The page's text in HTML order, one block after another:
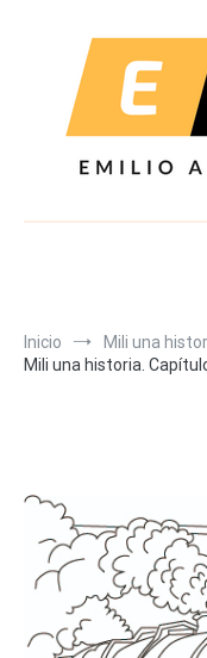
Inicio
Mili una
Mili una historia.